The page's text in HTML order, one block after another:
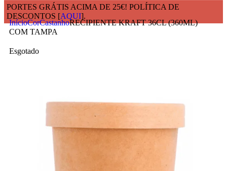
PORTES GRÁTIS ACIMA DE 25€! POLÍTICA DE
DESCONTOS [AQUI].
InícioCorCastanhoRECIPIENTE KRAFT 36CL (360ML)
COM TAMPA
Esgotado